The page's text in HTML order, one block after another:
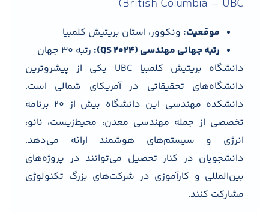
British Columbia – UBC)
موقعیت: ونکوور، استان بریتیش کلمبیا
رتبه جهانی مهندسی (QS 2024):
رتبه 30 جهان
دانشگاه بریتیش کلمبیا UBC یکی از پیشروترین
دانشگاه‌های تحقیقاتی در آمریکای شمالی است.
دانشکده مهندسی این دانشگاه بیش از 20 برنامه
تخصصی از جمله مهندسی معدن، محیط‌زیست، نانو،
انرژی و سیستم‌های هوشمند ارائه می‌دهد.
دانشجویان در کنار تحصیل می‌توانند در پروژه‌های
بین‌المللی و کارآموزی در شرکت‌های بزرگ تکنولوژی
مشارکت کنند.